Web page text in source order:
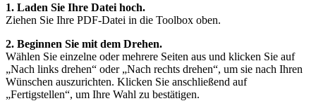
1. Laden Sie Ihre Datei hoch.
Ziehen Sie Ihre PDF-Datei in die Toolbox oben.
2. Beginnen Sie mit dem Drehen.
Wählen Sie einzelne oder mehrere Seiten aus und klicken Sie auf
„Nach links drehen“ oder „Nach rechts drehen“, um sie nach Ihren
Wünschen auszurichten. Klicken Sie anschließend auf
„Fertigstellen“, um Ihre Wahl zu bestätigen.